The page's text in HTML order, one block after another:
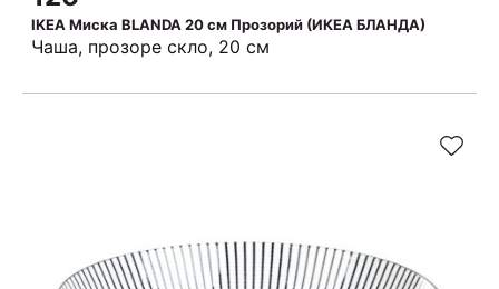
IKEA Миска BLANDA 20 см Прозорий (ИКЕА БЛАНДА)
Чаша, прозоре скло, 20 см